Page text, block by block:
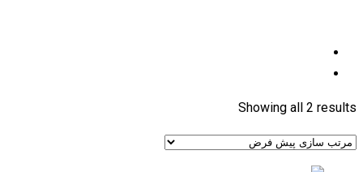
Showing all 2 results